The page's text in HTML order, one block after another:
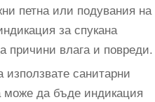
петна или подувания на
за спукана
причини влага и повреди.
санитарни
може да бъде индикация